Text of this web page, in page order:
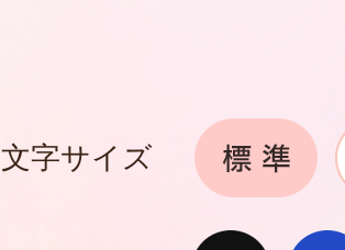
文字サイズ